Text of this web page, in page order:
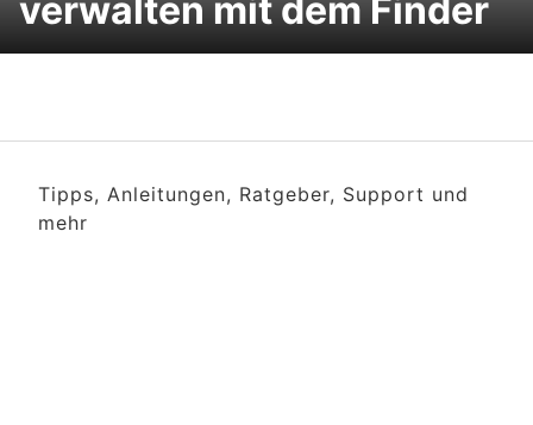
verwalten mit dem Finder
Tipps, Anleitungen, Ratgeber, Support und
mehr